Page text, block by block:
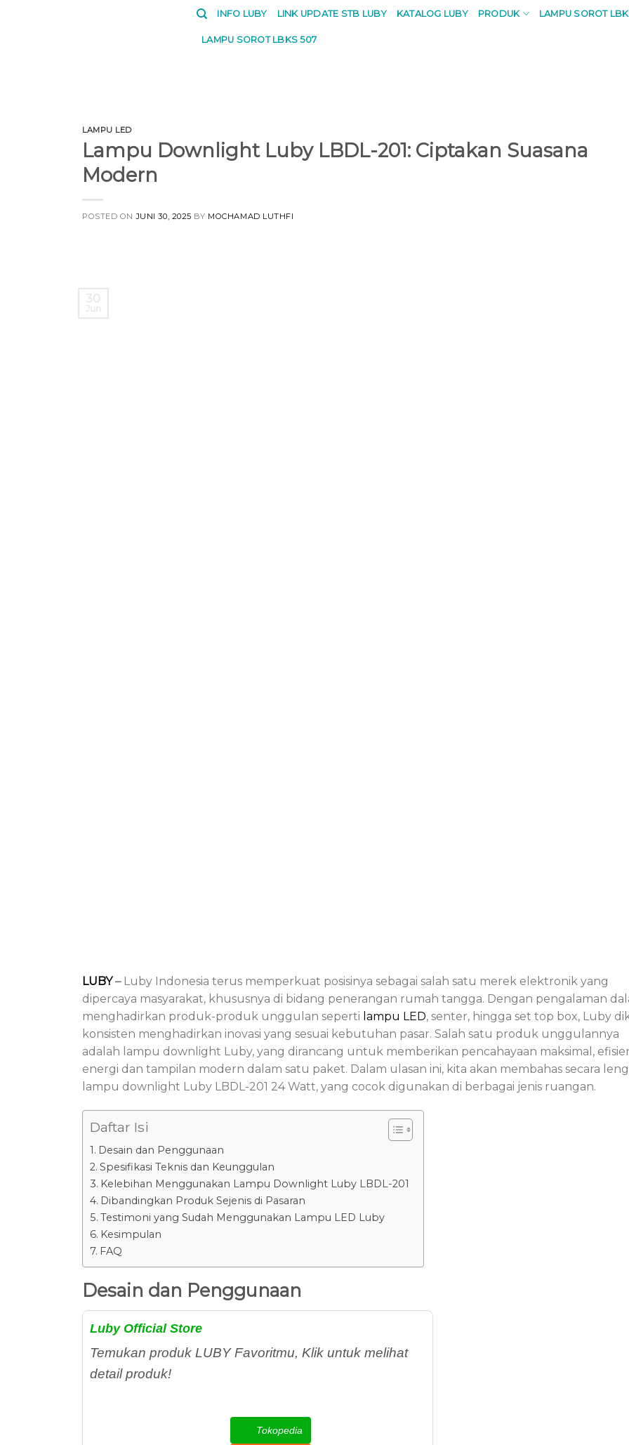
INFO LUBY LINK UPDATE STB LUBY KATALOG LUBY PRODUK LAMPU SOROT
LAMPU SOROT LBKS 507
LAMPU LED
Lampu Downlight Luby LBDL-201: Ciptakan Suasana
Modern
POSTED ONJUNI 30, 2025 BY MOCHAMAD LUTHFI
LUBY–Luby Indonesia terus memperkuat posisinya sebagai salah satu merek elektronik yang
dipercaya masyarakat, khususnya di bidang penerangan rumah tangga. Dengan pengalaman
menghadirkan produk-produk unggulan seperti lampu LED, senter, hingga set top box, Luby
konsisten menghadirkan inovasi yang sesuai kebutuhan pasar. Salah satu produk unggulannya
adalah lampu downlight Luby, yang dirancang untuk memberikan pencahayaan maksimal,
energi dan tampilan modern dalam satu paket. Dalam ulasan ini, kita akan membahas secara
lampu downlight Luby LBDL-201 24 Watt, yang cocok digunakan di berbagai jenis ruangan.
Daftar Isi
Desain dan Penggunaan
Spesifikasi Teknis dan Keunggulan
Kelebihan Menggunakan Lampu Downlight Luby LBDL-201
Dibandingkan Produk Sejenis di Pasaran
Testimoni yang Sudah Menggunakan Lampu LED Luby
Kesimpulan
FAQ
Desain dan Penggunaan
Luby Official Store
Temukan produk LUBY Favoritmu, Klik untuk melihat
detail produk!
Tokopedia